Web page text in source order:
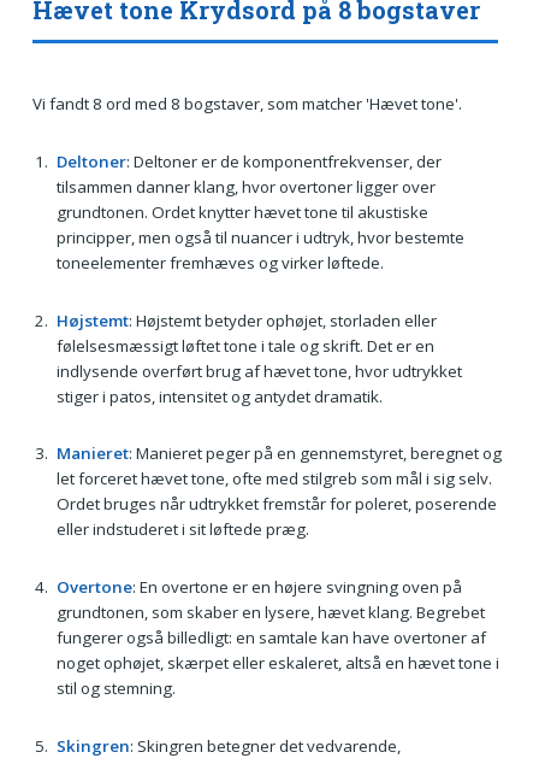
Hævet tone Krydsord på 8 bogstaver
Vi fandt 8 ord med 8 bogstaver, som matcher 'Hævet tone'.
Deltoner: Deltoner er de komponentfrekvenser, der
tilsammen danner klang, hvor overtoner ligger over
grundtonen. Ordet knytter hævet tone til akustiske
principper, men også til nuancer i udtryk, hvor bestemte
toneelementer fremhæves og virker løftede.
Højstemt: Højstemt betyder ophøjet, storladen eller
følelsesmæssigt løftet tone i tale og skrift. Det er en
indlysende overført brug af hævet tone, hvor udtrykket
stiger i patos, intensitet og antydet dramatik.
Manieret: Manieret peger på en gennemstyret, beregnet og
let forceret hævet tone, ofte med stilgreb som mål i sig selv.
Ordet bruges når udtrykket fremstår for poleret, poserende
eller indstuderet i sit løftede præg.
Overtone: En overtone er en højere svingning oven på
grundtonen, som skaber en lysere, hævet klang. Begrebet
fungerer også billedligt: en samtale kan have overtoner af
noget ophøjet, skærpet eller eskaleret, altså en hævet tone i
stil og stemning.
Skingren: Skingren betegner det vedvarende,